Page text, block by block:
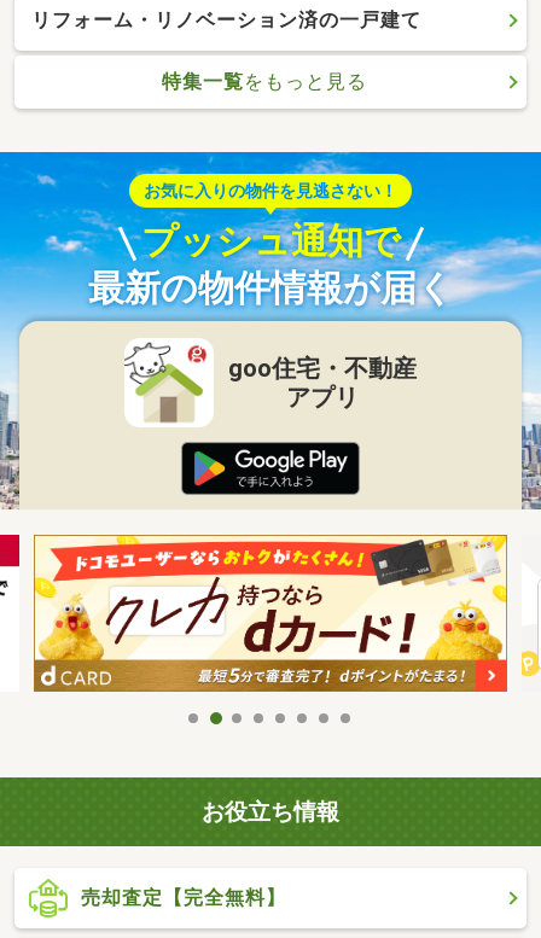
リフォーム・リノベーション済の一戸建て
特集一覧をもっと見る
お気に入りの物件を見逃さない！
プッシュ通知で
最新の物件情報が届く
goo住宅・不動産
アプリ
お役立ち情報
売却査定【完全無料】